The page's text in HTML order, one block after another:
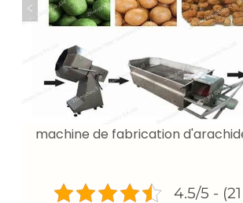
machine de fabrication
4.5/5 -